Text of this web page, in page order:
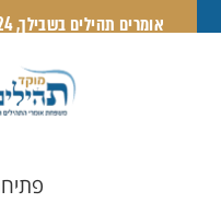
אומרים תהילים בשבילך, 24 שעות ביממה | 1-700-700-721